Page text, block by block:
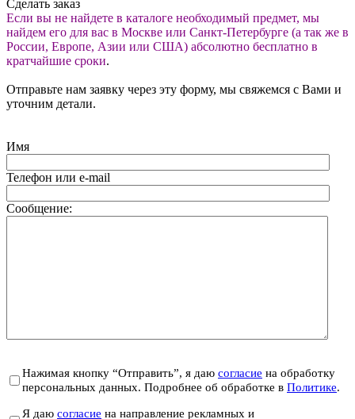
Сделать заказ
Если вы не найдете в каталоге необходимый предмет, мы
найдем его для вас в Москве или Санкт-Петербурге (а так же в
России, Европе, Азии или США) абсолютно бесплатно в
кратчайшие сроки.
Отправьте нам заявку через эту форму, мы свяжемся с Вами и
уточним детали.
Имя
Телефон или e-mail
Сообщение:
Нажимая кнопку “Отправить”, я даю согласие на обработку
персональных данных. Подробнее об обработке в Политике.
Я даю согласие на направление рекламных и